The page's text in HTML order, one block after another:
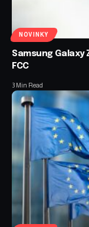
NOVINKY
Samsung
FCC
3 Min Read